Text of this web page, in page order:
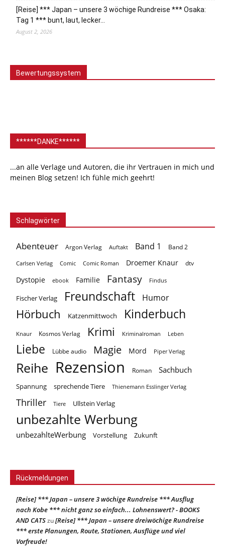
[Reise] *** Japan – unsere 3 wöchige Rundreise *** Osaka:
Tag 1 *** bunt, laut, lecker…
August 2, 2026
Bewertungssystem
******DANKE******
...an alle Verlage und Autoren, die ihr Vertrauen in mich und
meinen Blog setzen! Ich fühle mich geehrt!
Schlagwörter
Abenteuer Argon Verlag Auftakt Band 1 Band 2
Carlsen Verlag Comic Comic Roman Droemer Knaur dtv
Dystopie ebook Familie Fantasy Findus
Fischer Verlag Freundschaft Humor
Hörbuch Katzenmittwoch Kinderbuch
Knaur Kosmos Verlag Krimi Kriminalroman Leben
Liebe Lübbe audio Magie Mord Piper Verlag
Reihe Rezension Roman Sachbuch
Spannung sprechende Tiere Thienemann Esslinger Verlag
Thriller Tiere Ullstein Verlag
unbezahlte Werbung
unbezahlteWerbung Vorstellung Zukunft
Rückmeldungen
[Reise] *** Japan – unsere 3 wöchige Rundreise *** Ausflug
nach Kobe *** nicht ganz so einfach... Lohnenswert? - BOOKS
AND CATSzu[Reise] *** Japan – unsere dreiwöchige Rundreise
*** erste Planungen, Route, Stationen, Ausflüge und viel
Vorfreude!